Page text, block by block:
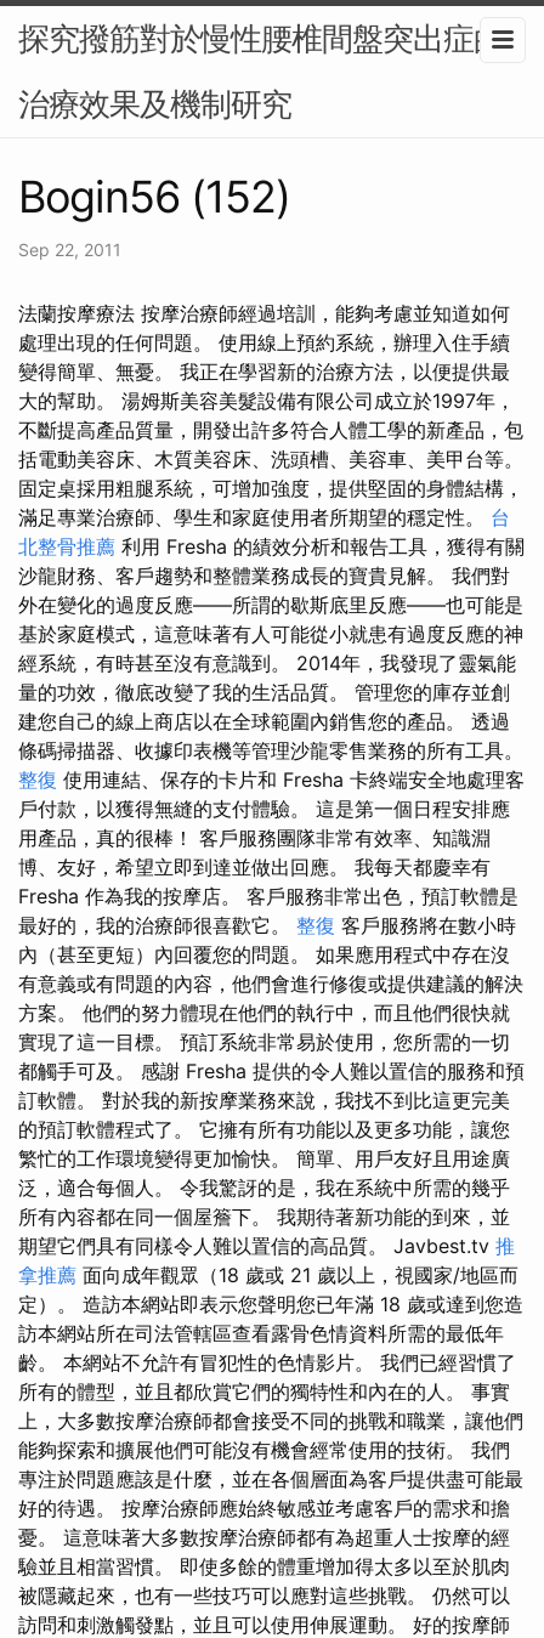
探究撥筋對於慢性腰椎間盤突出症的
治療效果及機制研究
Bogin56 (152)
Sep 22, 2011
法蘭按摩療法 按摩治療師經過培訓，能夠考慮並知道如何
處理出現的任何問題。 使用線上預約系統，辦理入住手續
變得簡單、無憂。 我正在學習新的治療方法，以便提供最
大的幫助。 湯姆斯美容美髮設備有限公司成立於1997年，
不斷提高產品質量，開發出許多符合人體工學的新產品，包
括電動美容床、木質美容床、洗頭槽、美容車、美甲台等。
固定桌採用粗腿系統，可增加強度，提供堅固的身體結構，
滿足專業治療師、學生和家庭使用者所期望的穩定性。 台
北整骨推薦 利用 Fresha 的績效分析和報告工具，獲得有關
沙龍財務、客戶趨勢和整體業務成長的寶貴見解。 我們對
外在變化的過度反應——所謂的歇斯底里反應——也可能是
基於家庭模式，這意味著有人可能從小就患有過度反應的神
經系統，有時甚至沒有意識到。 2014年，我發現了靈氣能
量的功效，徹底改變了我的生活品質。 管理您的庫存並創
建您自己的線上商店以在全球範圍內銷售您的產品。 透過
條碼掃描器、收據印表機等管理沙龍零售業務的所有工具。
整復 使用連結、保存的卡片和 Fresha 卡終端安全地處理客
戶付款，以獲得無縫的支付體驗。 這是第一個日程安排應
用產品，真的很棒！ 客戶服務團隊非常有效率、知識淵
博、友好，希望立即到達並做出回應。 我每天都慶幸有
Fresha 作為我的按摩店。 客戶服務非常出色，預訂軟體是
最好的，我的治療師很喜歡它。 整復 客戶服務將在數小時
內（甚至更短）內回覆您的問題。 如果應用程式中存在沒
有意義或有問題的內容，他們會進行修復或提供建議的解決
方案。 他們的努力體現在他們的執行中，而且他們很快就
實現了這一目標。 預訂系統非常易於使用，您所需的一切
都觸手可及。 感謝 Fresha 提供的令人難以置信的服務和預
訂軟體。 對於我的新按摩業務來說，我找不到比這更完美
的預訂軟體程式了。 它擁有所有功能以及更多功能，讓您
繁忙的工作環境變得更加愉快。 簡單、用戶友好且用途廣
泛，適合每個人。 令我驚訝的是，我在系統中所需的幾乎
所有內容都在同一個屋簷下。 我期待著新功能的到來，並
期望它們具有同樣令人難以置信的高品質。 Javbest.tv 推
拿推薦 面向成年觀眾（18 歲或 21 歲以上，視國家/地區而
定）。 造訪本網站即表示您聲明您已年滿 18 歲或達到您造
訪本網站所在司法管轄區查看露骨色情資料所需的最低年
齡。 本網站不允許有冒犯性的色情影片。 我們已經習慣了
所有的體型，並且都欣賞它們的獨特性和內在的人。 事實
上，大多數按摩治療師都會接受不同的挑戰和職業，讓他們
能夠探索和擴展他們可能沒有機會經常使用的技術。 我們
專注於問題應該是什麼，並在各個層面為客戶提供盡可能最
好的待遇。 按摩治療師應始終敏感並考慮客戶的需求和擔
憂。 這意味著大多數按摩治療師都有為超重人士按摩的經
驗並且相當習慣。 即使多餘的體重增加得太多以至於肌肉
被隱藏起來，也有一些技巧可以應對這些挑戰。 仍然可以
訪問和刺激觸發點，並且可以使用伸展運動。 好的按摩師